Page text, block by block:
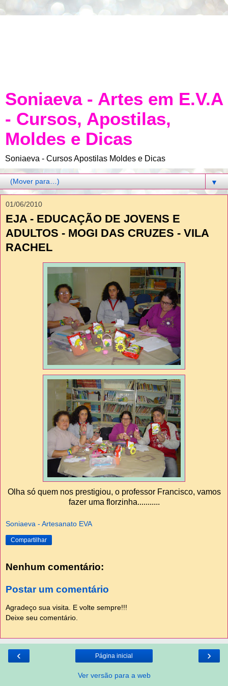
Soniaeva - Artes em E.V.A
- Cursos, Apostilas,
Moldes e Dicas
Soniaeva - Cursos Apostilas Moldes e Dicas
▼
01/06/2010
EJA - EDUCAÇÃO DE JOVENS E
ADULTOS - MOGI DAS CRUZES - VILA
RACHEL
Olha só quem nos prestigiou, o professor Francisco, vamos
fazer uma florzinha...........
Soniaeva - Artesanato EVA
Compartilhar
Nenhum comentário:
Postar um comentário
Agradeço sua visita. E volte sempre!!!
Deixe seu comentário.
‹ ›
Página inicial
Ver versão para a web